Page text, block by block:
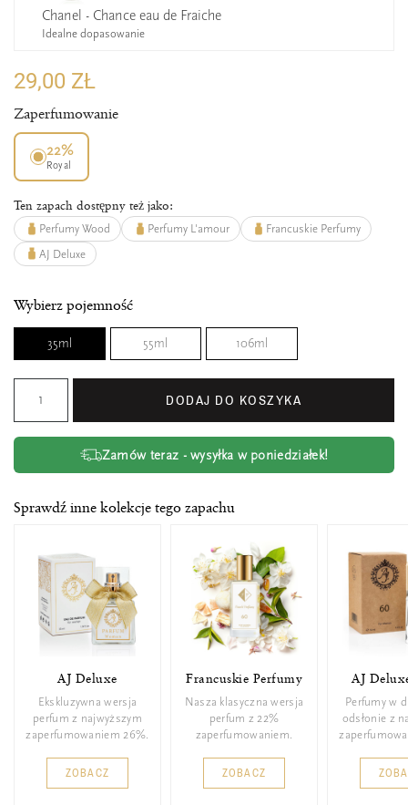
Chanel - Chance eau de Fraiche
Idealne dopasowanie
29,00 ZŁ
Zaperfumowanie
22%
Royal
Ten zapach dostępny też jako:
Perfumy Wood Perfumy L'amour
Francuskie Perfumy
AJ Deluxe
Wybierz pojemność
35ml 55ml 106ml
DODAJ DO KOSZYKA
Zamów teraz - wysyłka w poniedziałek!
Sprawdź inne kolekcje tego zapachu
AJ Deluxe
Ekskluzywna wersja
perfum z najwyższym
zaperfumowaniem 26%.
ZOBACZ
Francuskie Perfumy
Nasza klasyczna wersja
perfum z 22%
zaperfumowaniem.
ZOBACZ
AJ
Perfumy w
odsłonie z